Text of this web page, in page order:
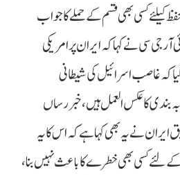
کیلئے کسی بھی قسم کے حملے کا جواب
جی سی نے کہا کہ ایران پر امریکی
غاصب اسرائیل کی شیطانی
بندی کا عکس العمل ہیں، خبر رساں
نے یہ بھی کہا ہے کہ اس کا یہ
لئے کسی بھی خطرے کا باعث نہیں بنا،